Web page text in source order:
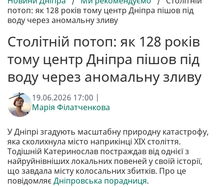
потоп: як 128 років тому центр Дніпра пішов під
воду через аномальну зливу
Столітній потоп: як 128 років
тому центр Дніпра пішов під
воду через аномальну зливу
19.06.2026 17:00 |
Марія Філатченкова
У Дніпрі згадують масштабну природну катастрофу,
яка сколихнула місто наприкінці XIX століття.
Тодішній Катеринослав постраждав від однієї з
найруйнівніших локальних повеней у своїй історії,
що завдала місту колосальних збитків. Про це
повідомляєДніпровська порадниця.